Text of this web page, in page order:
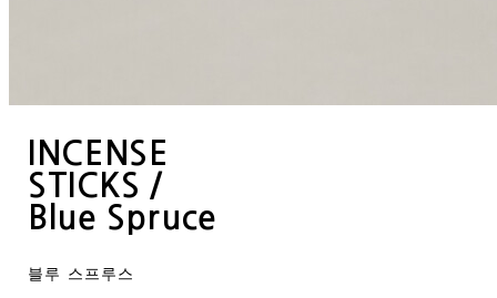
INCENSE
STICKS /
Blue Spruce
블루 스프루스